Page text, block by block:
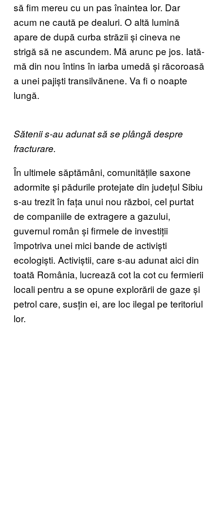
să fim mereu cu un pas înaintea lor. Dar
acum ne caută pe dealuri. O altă lumină
apare de după curba străzii și cineva ne
strigă să ne ascundem. Mă arunc pe jos. Iată-
mă din nou întins în iarba umedă și răcoroasă
a unei pajiști transilvănene. Va fi o noapte
lungă.
Sătenii s-au adunat să se plângă despre
fracturare.
În ultimele săptămâni, comunitățile saxone
adormite și pădurile protejate din județul Sibiu
s-au trezit în fața unui nou război, cel purtat
de companiile de extragere a gazului,
guvernul român și firmele de investiții
împotriva unei mici bande de activiști
ecologiști. Activiștii, care s-au adunat aici din
toată România, lucrează cot la cot cu fermierii
locali pentru a se opune explorării de gaze și
petrol care, susțin ei, are loc ilegal pe teritoriul
lor.